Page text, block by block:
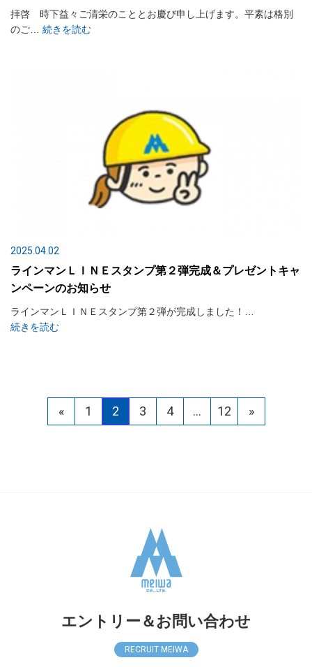
拝啓 時下益々ご清栄のこととお慶び申し上げます。平素は格別
のご… 続きを読む
2025.04.02
ラインマンＬＩＮＥスタンプ第２弾完成＆プレゼントキャ
ンペーンのお知らせ
ラインマンＬＩＮＥスタンプ第２弾が完成しました！…
続きを読む
« 1 2 3 4 … 12 »
エントリー＆お問い合わせ
RECRUIT MEIWA